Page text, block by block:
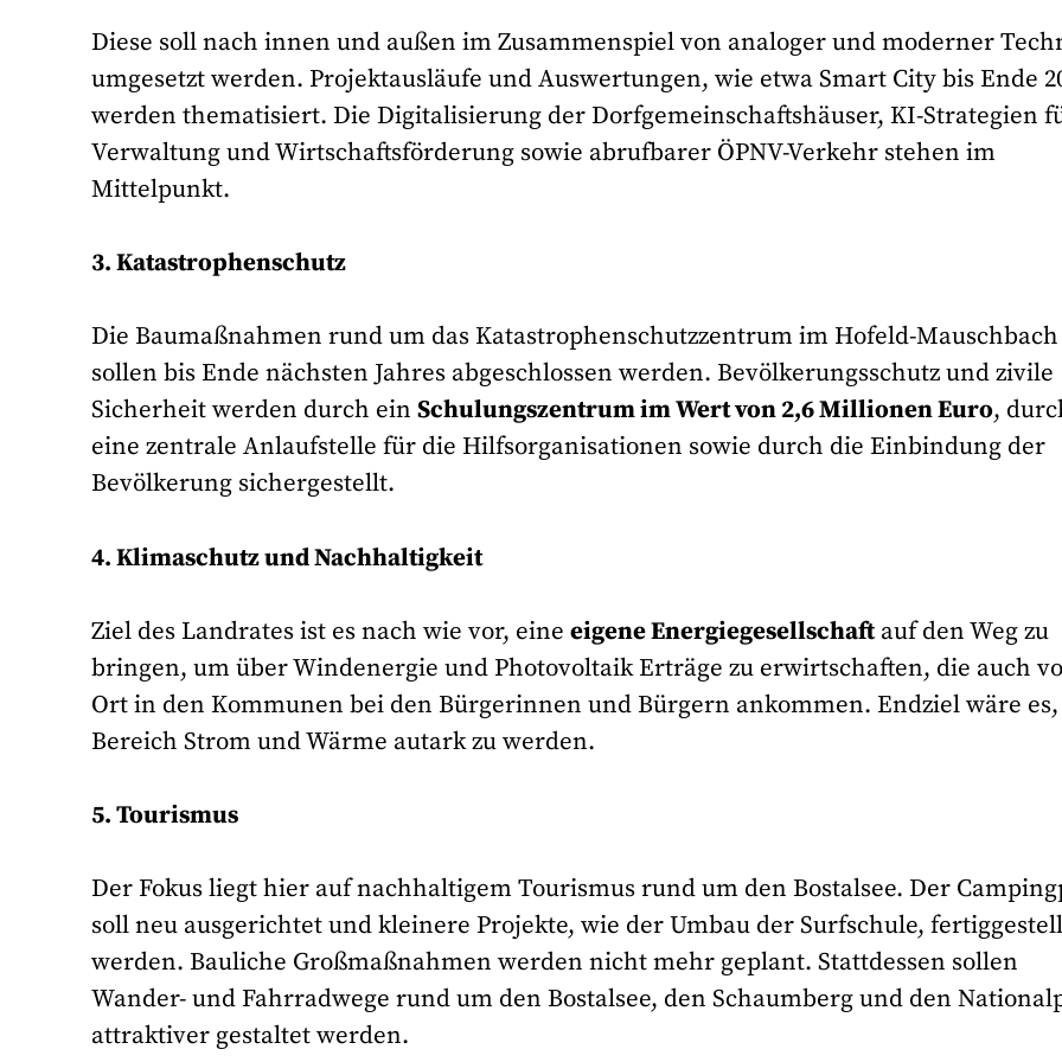
Diese soll nach innen und außen im Zusammenspiel von analoger und moderner
umgesetzt werden. Projektausläufe und Auswertungen, wie etwa Smart City bis Ende
werden thematisiert. Die Digitalisierung der Dorfgemeinschaftshäuser, KI-Strategien
Verwaltung und Wirtschaftsförderung sowie abrufbarer ÖPNV-Verkehr stehen im
Mittelpunkt.
3. Katastrophenschutz
Die Baumaßnahmen rund um das Katastrophenschutzzentrum im Hofeld-Mauschbach
sollen bis Ende nächsten Jahres abgeschlossen werden. Bevölkerungsschutz und zivile
Sicherheit werden durch einSchulungszentrum im Wert von 2,6 Millionen Euro,
eine zentrale Anlaufstelle für die Hilfsorganisationen sowie durch die Einbindung der
Bevölkerung sichergestellt.
4. Klimaschutz und Nachhaltigkeit
Ziel des Landrates ist es nach wie vor, eineeigene Energiegesellschaftauf den Weg zu
bringen, um über Windenergie und Photovoltaik Erträge zu erwirtschaften, die auch
Ort in den Kommunen bei den Bürgerinnen und Bürgern ankommen. Endziel wäre
Bereich Strom und Wärme autark zu werden.
5. Tourismus
Der Fokus liegt hier auf nachhaltigem Tourismus rund um den Bostalsee. Der
soll neu ausgerichtet und kleinere Projekte, wie der Umbau der Surfschule,
werden. Bauliche Großmaßnahmen werden nicht mehr geplant. Stattdessen sollen
Wander- und Fahrradwege rund um den Bostalsee, den Schaumberg und den
attraktiver gestaltet werden.